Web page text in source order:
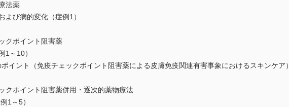
法薬
び病的変化（症例1）
クポイント阻害薬
～10）
ント（免疫チェックポイント阻害薬による皮膚免疫関連有害事象におけるスキンケア）
ポイント阻害薬併用・逐次的薬物療法
1～5）